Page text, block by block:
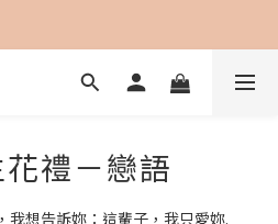
享用購物金100元折抵
禮－戀語
我想告訴妳：這輩子，我只愛妳.